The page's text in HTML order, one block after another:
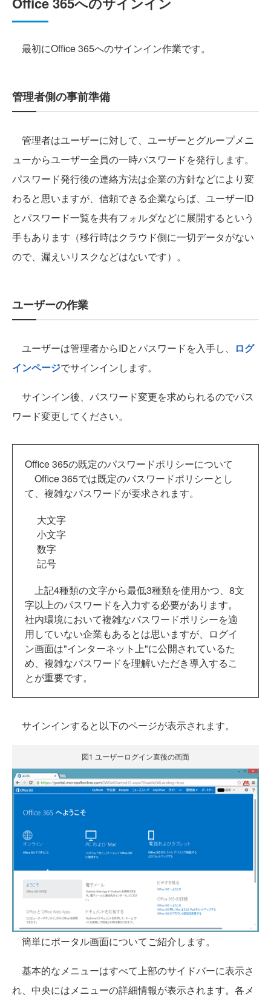
最初にOffice 365へのサインイン作業です。
管理者側の事前準備
管理者はユーザーに対して、ユーザーとグループメニ
ューからユーザー全員の一時パスワードを発行します。
パスワード発行後の連絡方法は企業の方針などにより変
わると思いますが、信頼できる企業ならば、ユーザーID
とパスワード一覧を共有フォルダなどに展開するという
手もあります（移行時はクラウド側に一切データがない
ので、漏えいリスクなどはないです）。
ユーザーの作業
ユーザーは管理者からIDとパスワードを入手し、
ログ
インページでサインインします。
サインイン後、パスワード変更を求められるのでパス
ワード変更してください。
Office 365の既定のパスワードポリシーについて
Office 365では既定のパスワードポリシーとし
て、複雑なパスワードが要求されます。
大文字
小文字
数字
記号
上記4種類の文字から最低3種類を使用かつ、8文
字以上のパスワードを入力する必要があります。
社内環境において複雑なパスワードポリシーを適
用していない企業もあるとは思いますが、ログイ
ン画面は"インターネット上"に公開されているた
め、複雑なパスワードを理解いただき導入するこ
とが重要です。
サインインすると以下のページが表示されます。
図1 ユーザーログイン直後の画面
簡単にポータル画面についてご紹介します。
基本的なメニューはすべて上部のサイドバーに表示さ
れ、中央にはメニューの詳細情報が表示されます。各メ